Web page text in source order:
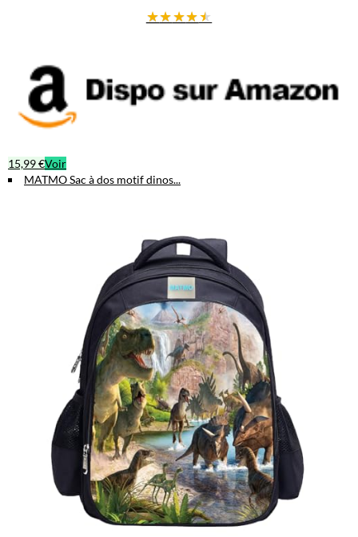
★★★★★
15,99 €Voir
MATMO Sac à dos motif dinos...